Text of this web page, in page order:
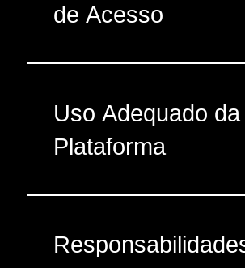
de Acesso
Uso Adequado da
Plataforma